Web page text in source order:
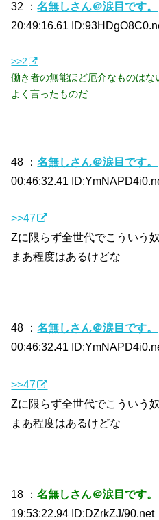
32 ：名無しさん＠涙目です。
20:49:16.61
>>2
働き者の無能ほど厄介なものはな
よく言ったものだ
48 ：名無しさん＠涙目です。
00:46:32.41
>>47
Zに限らず全世代でこういう
まあ程度はあるけどな
48 ：名無しさん＠涙目です。
00:46:32.41
>>47
Zに限らず全世代でこういう
まあ程度はあるけどな
18 ：名無しさん＠涙目です。
19:53:22.94 ID:DZrkZJ/90.net